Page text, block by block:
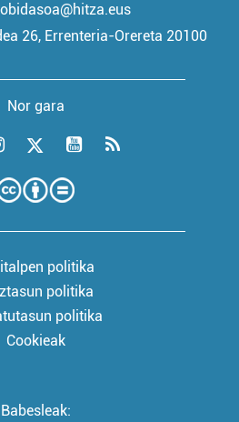
26, Errenteria-Orereta 20100
Nor gara
politika
politika
politika
Cookieak
Babesleak: